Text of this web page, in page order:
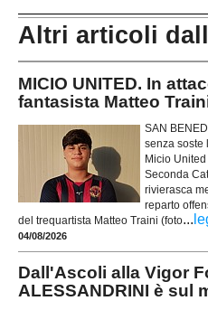
Altri articoli
MICIO UNITED. In
fantasista Matteo
SAN
senza soste
Micio
Seconda
rivierasca
reparto
del trequartista Matteo Traini (foto...
04/08/2026
Dall'Ascoli alla Vigor
ALESSANDRINI è sul